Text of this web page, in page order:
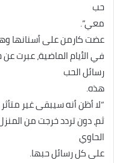
حب
معي”.
عضت كارمن على أسنانها
في الأيام الماضية، عبرت
رسائل الحب
هذه.
“لا أظن أنه سيبقى غير
ثم، دون تردد خرجت من
الحاوي
على كل رسائل حبها.